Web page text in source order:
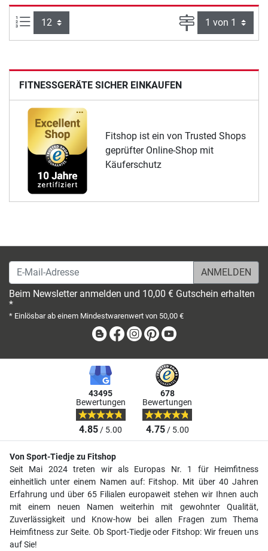
Artikel pro Seite: Seite
FITNESSGERÄTE SICHER EINKAUFEN
Fitshop ist ein von Trusted Shops
geprüfter Online-Shop mit
Käuferschutz
E-Mail-Adresse
Beim Newsletter anmelden und 10,00 € Gutschein erhalten
*
* Einlösbar ab einem Mindestwarenwert von 50,00 €
BlogFacebook
Instagram
Pinterest
43495
Bewertungen
4.85/ 5.00
678
Bewertungen
4.75/ 5.00
Von Sport-Tiedje zu Fitshop
Seit Mai 2024 treten wir als Europas Nr. 1 für Heimfitness
einheitlich unter einem Namen auf: Fitshop. Mit über 40 Jahren
Erfahrung und über 65 Filialen europaweit stehen wir Ihnen auch
mit einem neuen Namen weiterhin mit gewohnter Qualität,
Zuverlässigkeit und Know-how bei allen Fragen zum Thema
Heimfitness zur Seite. Ob Sport-Tiedje oder Fitshop: Wir freuen uns
auf Sie!